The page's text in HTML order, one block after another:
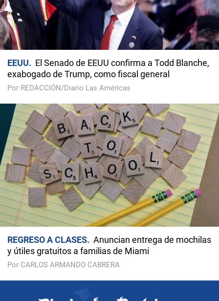
EEUU
El Senado de EEUU confirma a Todd Blanche,
exabogado de Trump, como fiscal general
Por REDACCIÓN/Diario Las Américas
REGRESO A CLASES
Anuncian entrega de mochilas
y útiles gratuitos a familias de Miami
Por CARLOS ARMANDO CABRERA